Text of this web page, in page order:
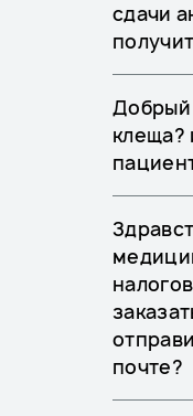
сдачи
Добрый
клеща?
почте?